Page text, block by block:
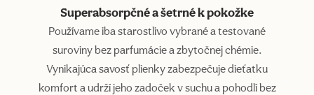
Superabsorpčné a šetrné k pokožke
Používame iba starostlivo vybrané a testované
suroviny bez parfumácie a zbytočnej chémie.
Vynikajúca savosť plienky zabezpečuje dieťatku
komfort a udrží jeho zadoček v suchu a pohodlí bez